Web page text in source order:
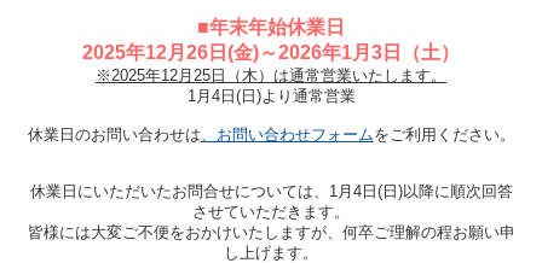
■年末年始休業日
2025年12月26日(金)～2026年1月3日（土）
※2025年12月25日（木）は通常営業いたします。
1月4日(日)より通常営業
休業日のお問い合わせは 、お問い合わせフォームをご利用ください。
休業日にいただいたお問合せについては、1月4日(日)以降に順次回答
させていただきます。
皆様には大変ご不便をおかけいたしますが、何卒ご理解の程お願い申
し上げます。